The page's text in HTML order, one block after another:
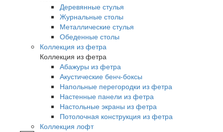
Деревянные стулья
Журнальные столы
Металлические стулья
Обеденные столы
Коллекция из фетра
Коллекция из фетра
Абажуры из фетра
Акустические бенч-боксы
Напольные перегородки из фетра
Настенные панели из фетра
Настольные экраны из фетра
Потолочная конструкция из фетра
Коллекция лофт